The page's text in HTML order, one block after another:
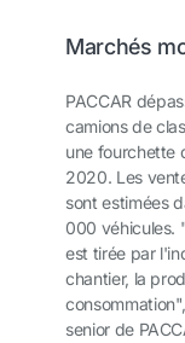
Marchés
PACCAR
camions de
une fourchette
2020. Les
sont estimées
000 véhicules.
est tirée par
chantier, la
senior de